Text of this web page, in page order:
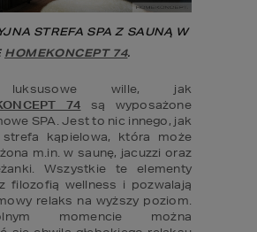
STREFA SPA Z SAUNĄ W
HOMEKONCEPT 74.
luksusowe wille, jak
74 są wyposażone
SPA. Jest to nic innego, jak
kąpielowa, która może
m.in. w saunę, jacuzzi oraz
Wszystkie te elementy
filozofią wellness i pozwalają
relaks na wyższy poziom.
momencie można